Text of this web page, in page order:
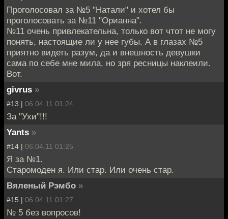
Проголосовал за №5 "Натали" и хотел бы
проголосовать за №11 "Орианна".
№11 очень привлекательна, только вот чтот не могу
понять, настоящие ли у нее губы. А в глазах №5
приятно видеть разум, да и внешность девушки
сама по себе мне мила, но зря ресницы наклеили.
Вот.
givrus »
#13 | 06.04.11 01:24
За "Ухи"!!!
Yants »
#14 | 06.04.11 01:25
Я за №1.
Старомоден я. Или стар. Или очень стар.
Вяленый Рэмбо »
#15 | 06.04.11 01:27
№ 5 без вопросов!